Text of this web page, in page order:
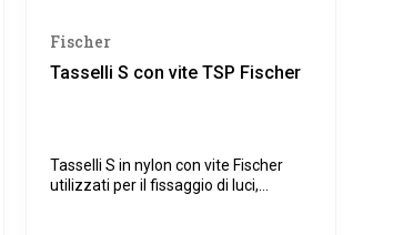
Fischer
Tasselli S con vite TSP Fischer
Tasselli S in nylon con vite Fischer
utilizzati per il fissaggio di luci,